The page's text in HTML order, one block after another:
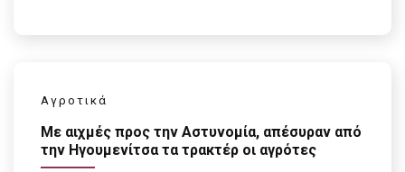
Αγροτικά
Με αιχμές προς την Αστυνομία, απέσυραν από
την Ηγουμενίτσα τα τρακτέρ οι αγρότες